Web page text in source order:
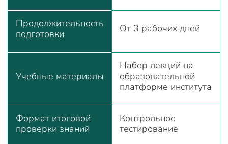
Продолжительность
подготовки
От 3 рабочих дней
Учебные материалы
Набор лекций на
образовательной
платформе института
Формат итоговой
проверки знаний
Контрольное
тестирование